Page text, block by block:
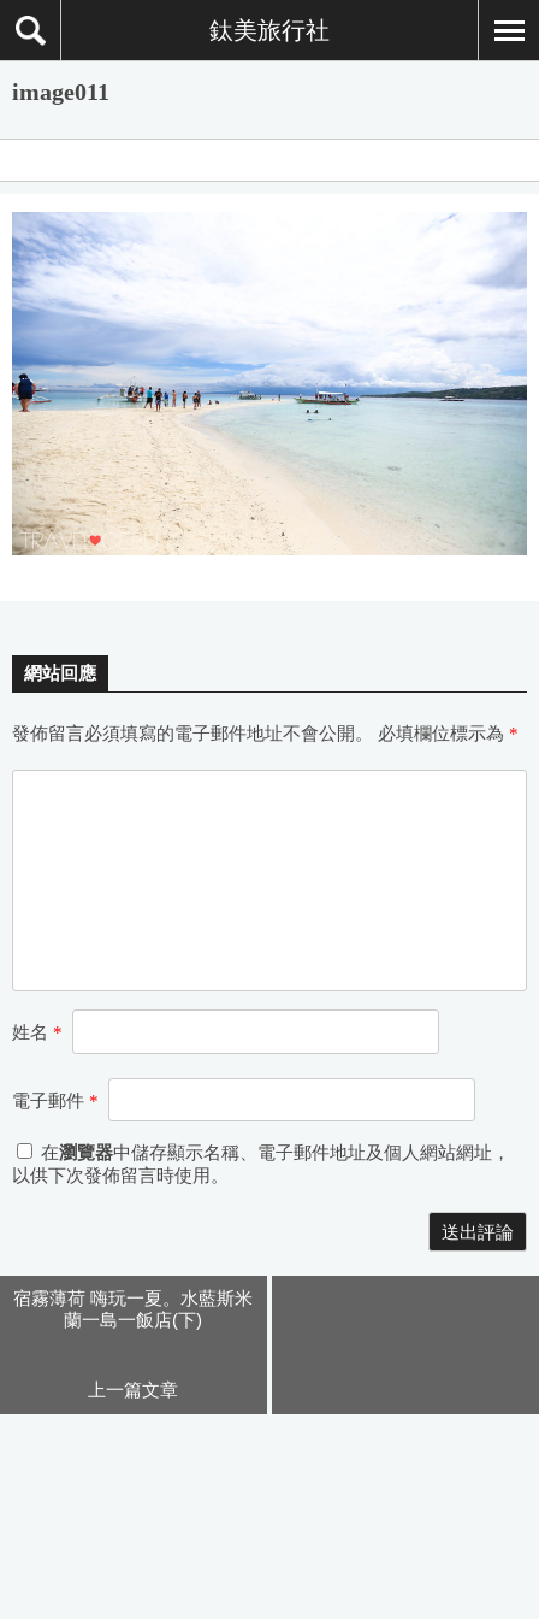
鈦美旅行社
image011
網站回應
發佈留言必須填寫的電子郵件地址不會公開。 必填欄位標示為 *
姓名 *
電子郵件 *
在瀏覽器中儲存顯示名稱、電子郵件地址及個人網站網址，
以供下次發佈留言時使用。
宿霧薄荷 嗨玩一夏。水藍斯米
蘭一島一飯店(下)
上一篇文章